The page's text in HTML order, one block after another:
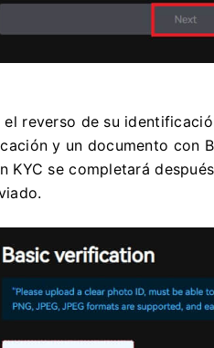
reverso de su
y un documento con
KYC se completará